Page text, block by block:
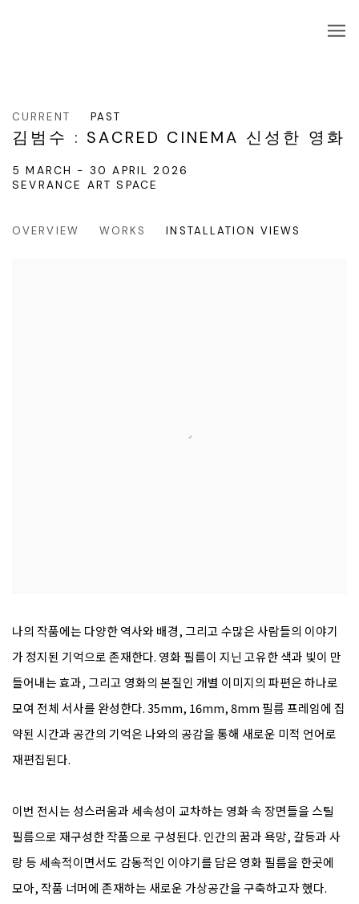
CURRENT PAST
김범수 : SACRED CINEMA 신성한 영화
5 MARCH - 30 APRIL 2026
SEVRANCE ART SPACE
OVERVIEW WORKS INSTALLATION VIEWS
나의 작품에는 다양한 역사와 배경, 그리고 수많은 사람들의 이야기
가 정지된 기억으로 존재한다. 영화 필름이 지닌 고유한 색과 빛이 만
들어내는 효과, 그리고 영화의 본질인 개별 이미지의 파편은 하나로
모여 전체 서사를 완성한다. 35mm, 16mm, 8mm 필름 프레임에 집
약된 시간과 공간의 기억은 나와의 공감을 통해 새로운 미적 언어로
재편집된다.
이번 전시는 성스러움과 세속성이 교차하는 영화 속 장면들을 스틸
필름으로 재구성한 작품으로 구성된다. 인간의 꿈과 욕망, 갈등과 사
랑 등 세속적이면서도 감동적인 이야기를 담은 영화 필름을 한곳에
모아, 작품 너머에 존재하는 새로운 가상공간을 구축하고자 했다.